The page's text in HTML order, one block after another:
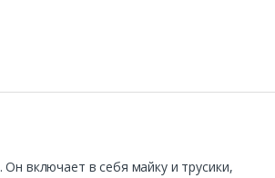
включает в себя майку и трусики,